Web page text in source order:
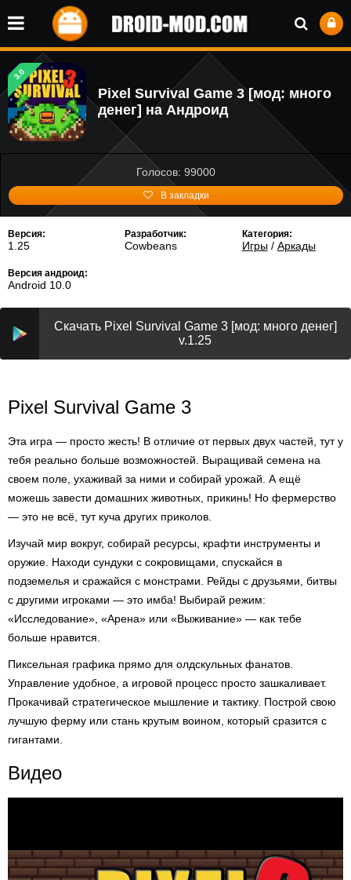
3.0
Pixel Survival Game 3 [мод: много
денег] на Андроид
Голосов: 99000
В закладки
Версия:
1.25
Разработчик:
Cowbeans
Категория:
Игры/ Аркады
Версия андроид:
Android 10.0
Скачать Pixel Survival Game 3 [мод: много денег]
v.1.25
Pixel Survival Game 3
Эта игра — просто жесть! В отличие от первых двух частей, тут у
тебя реально больше возможностей. Выращивай семена на
своем поле, ухаживай за ними и собирай урожай. А ещё
можешь завести домашних животных, прикинь! Но фермерство
— это не всё, тут куча других приколов.
Изучай мир вокруг, собирай ресурсы, крафти инструменты и
оружие. Находи сундуки с сокровищами, спускайся в
подземелья и сражайся с монстрами. Рейды с друзьями, битвы
с другими игроками — это имба! Выбирай режим:
«Исследование», «Арена» или «Выживание» — как тебе
больше нравится.
Пиксельная графика прямо для олдскульных фанатов.
Управление удобное, а игровой процесс просто зашкаливает.
Прокачивай стратегическое мышление и тактику. Построй свою
лучшую ферму или стань крутым воином, который сразится с
гигантами.
Видео